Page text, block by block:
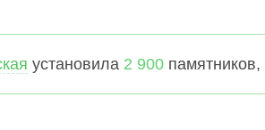
установила 2 900 памятников,